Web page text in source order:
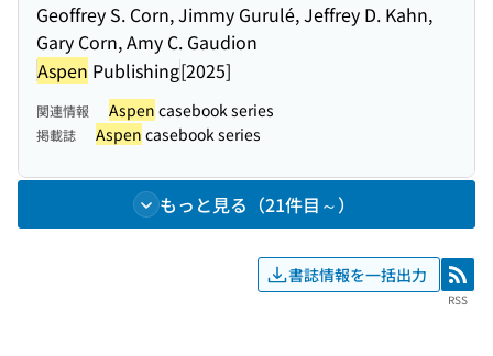
Geoffrey S. Corn, Jimmy Gurulé, Jeffrey D. Kahn,
Gary Corn, Amy C. Gaudion
Aspen Publishing[2025]
関連情報 Aspen casebook series
掲載誌 Aspen casebook series
もっと見る（21件目～）
書誌情報を一括出力 RSS
RSS